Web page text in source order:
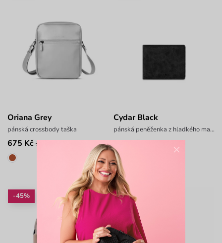
Oriana Grey
pánská crossbody taška
675 Kč 1 299 Kč
Cydar Black
pánská peněženka z hladkého materiálu
374 Kč
-45% -45%
×